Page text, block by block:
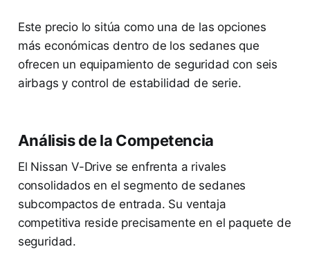
Este precio lo sitúa como una de las opciones
más económicas dentro de los sedanes que
ofrecen un equipamiento de seguridad con seis
airbags y control de estabilidad de serie.
Análisis de la Competencia
El Nissan V-Drive se enfrenta a rivales
consolidados en el segmento de sedanes
subcompactos de entrada. Su ventaja
competitiva reside precisamente en el paquete de
seguridad.